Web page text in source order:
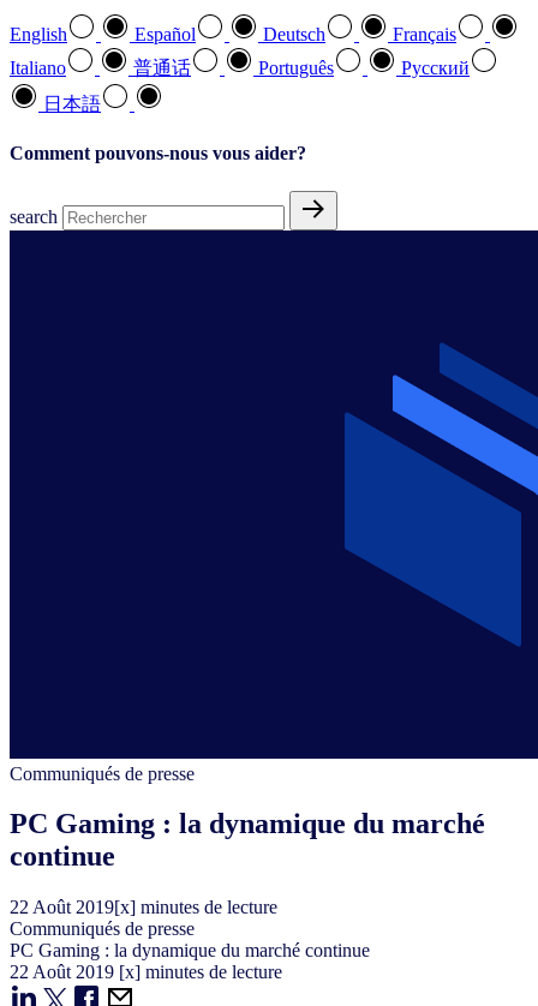
English Español Deutsch
Français
Italiano
普通话 Português
Pусский
日本語
Comment pouvons-nous vous aider?
search
Communiqués de presse
PC Gaming : la dynamique du marché
continue
22 Août 2019[x] minutes de lecture
Communiqués de presse
PC Gaming : la dynamique du marché continue
22 Août 2019 [x] minutes de lecture